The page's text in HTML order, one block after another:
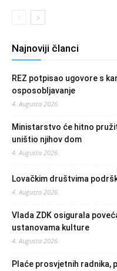
Najnoviji članci
REZ potpisao ugovore s
osposobljavanje
4. Augusta 2026.
Ministarstvo će hitno
uništio njihov dom
4. Augusta 2026.
Lovačkim društvima
4. Augusta 2026.
Vlada ZDK osigurala
ustanovama kulture
4. Augusta 2026.
Plaće prosvjetnih radnika,